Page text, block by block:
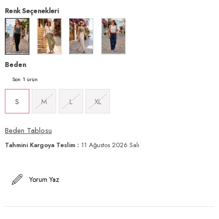
Renk Seçenekleri
Beden
1
S M L XL
Beden Tablosu
Tahmini Kargoya Teslim : 11 Ağustos 2026 Salı
Yorum Yaz